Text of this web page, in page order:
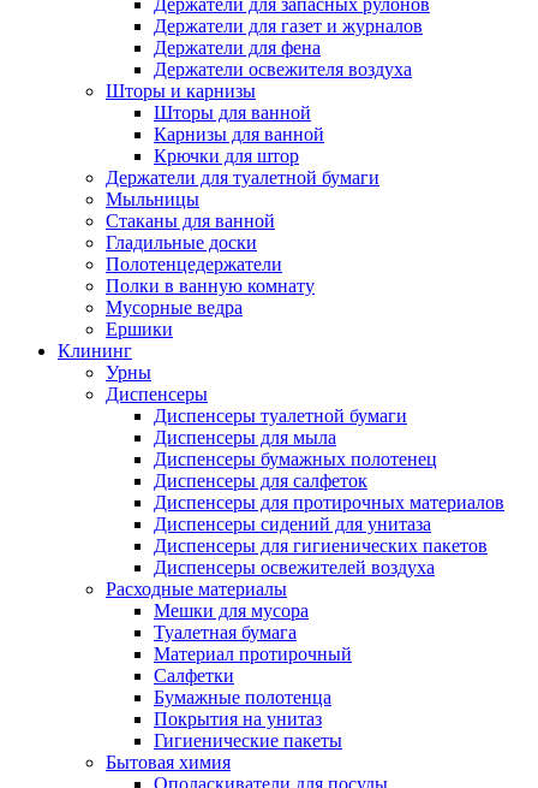
Держатели для запасных рулонов
Держатели для газет и журналов
Держатели для фена
Держатели освежителя воздуха
Шторы и карнизы
Шторы для ванной
Карнизы для ванной
Крючки для штор
Держатели для туалетной бумаги
Мыльницы
Стаканы для ванной
Гладильные доски
Полотенцедержатели
Полки в ванную комнату
Мусорные ведра
Ершики
Клининг
Урны
Диспенсеры
Диспенсеры туалетной бумаги
Диспенсеры для мыла
Диспенсеры бумажных полотенец
Диспенсеры для салфеток
Диспенсеры для протирочных материалов
Диспенсеры сидений для унитаза
Диспенсеры для гигиенических пакетов
Диспенсеры освежителей воздуха
Расходные материалы
Мешки для мусора
Туалетная бумага
Материал протирочный
Салфетки
Бумажные полотенца
Покрытия на унитаз
Гигиенические пакеты
Бытовая химия
Ополаскиватели для посуды